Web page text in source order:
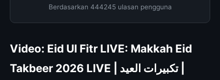
Berdasarkan 444245 ulasan pengguna
Video: Eid Ul Fitr LIVE: Makkah Eid
Takbeer 2026 LIVE | تكبيرات العيد |